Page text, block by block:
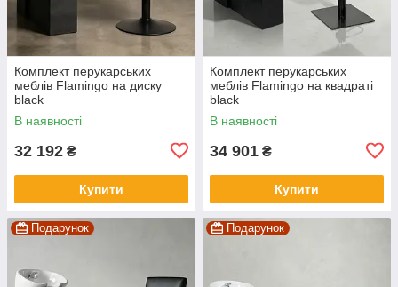
Комплект перукарських
меблів Flamingo на диску
black
В наявності
32 192 ₴
Купити
Комплект перукарських
меблів Flamingo на квадраті
black
В наявності
34 901 ₴
Купити
Подарунок Подарунок